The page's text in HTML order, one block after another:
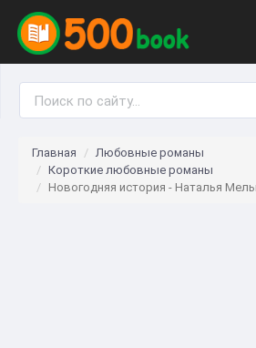
Главная
Любовные романы
Короткие любовные романы
Новогодняя история - Наталья